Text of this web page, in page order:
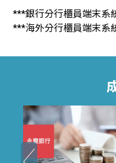
***銀行分行櫃員端末系
***海外分行櫃員端末系